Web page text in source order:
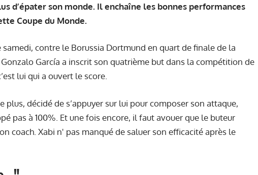
d’épater son monde. Il enchaîne les bonnes performances
Coupe du Monde.
contre le Borussia Dortmund en quart de finale de la
García a inscrit son quatrième but dans la compétition de
lui qui a ouvert le score.
plus, décidé de s’appuyer sur lui pour composer son attaque,
pas à 100%. Et une fois encore, il faut avouer que le buteur
coach. Xabi n' pas manqué de saluer son efficacité après le